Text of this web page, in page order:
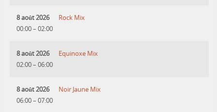
8 août 2026
00:00– 02:00
Rock Mix
8 août 2026
02:00– 06:00
Equinoxe Mix
8 août 2026
06:00– 07:00
Noir Jaune Mix